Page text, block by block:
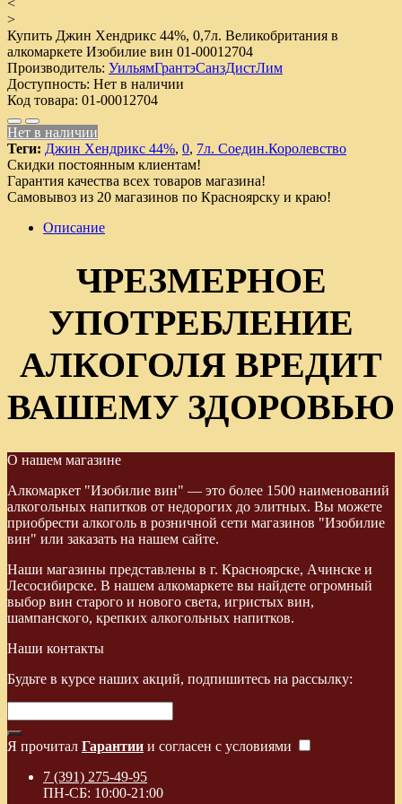
>
Купить Джин Хендрикс 44%, 0,7л. Великобритания в
алкомаркете Изобилие вин 01-00012704
Производитель: УильямГрантэСанзДистЛим
Доступность: Нет в наличии
Код товара: 01-00012704
Нет в наличии
Теги: Джин Хендрикс 44%, 0, 7л. Соедин.Королевство
Скидки постоянным клиентам!
Гарантия качества всех товаров магазина!
Самовывоз из 20 магазинов по Красноярску и краю!
Описание
ЧРЕЗМЕРНОЕ
УПОТРЕБЛЕНИЕ
АЛКОГОЛЯ ВРЕДИТ
ВАШЕМУ ЗДОРОВЬЮ
О нашем магазине
Алкомаркет "Изобилие вин" — это более 1500 наименований
алкогольных напитков от недорогих до элитных. Вы можете
приобрести алкоголь в розничной сети магазинов "Изобилие
вин" или заказать на нашем сайте.
Наши магазины представлены в г. Красноярске, Ачинске и
Лесосибирске. В нашем алкомаркете вы найдете огромный
выбор вин старого и нового света, игристых вин,
шампанского, крепких алкогольных напитков.
Наши контакты
Будьте в курсе наших акций, подпишитесь на рассылку:
Я прочитал Гарантии и согласен с условиями
7 (391) 275-49-95
ПН-СБ: 10:00-21:00